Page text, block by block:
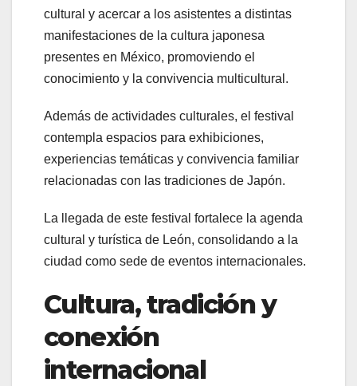
cultural y acercar a los asistentes a distintas
manifestaciones de la cultura japonesa
presentes en México, promoviendo el
conocimiento y la convivencia multicultural.
Además de actividades culturales, el festival
contempla espacios para exhibiciones,
experiencias temáticas y convivencia familiar
relacionadas con las tradiciones de Japón.
La llegada de este festival fortalece la agenda
cultural y turística de León, consolidando a la
ciudad como sede de eventos internacionales.
Cultura, tradición y
conexión
internacional